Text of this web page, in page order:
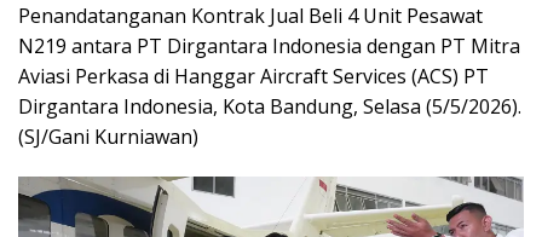
Penandatanganan Kontrak Jual Beli 4 Unit Pesawat
N219 antara PT Dirgantara Indonesia dengan PT Mitra
Aviasi Perkasa di Hanggar Aircraft Services (ACS) PT
Dirgantara Indonesia, Kota Bandung, Selasa (5/5/2026).
(SJ/Gani Kurniawan)